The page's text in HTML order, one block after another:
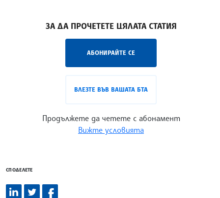
ЗА ДА ПРОЧЕТЕТЕ ЦЯЛАТА СТАТИЯ
АБОНИРАЙТЕ СЕ
ВЛЕЗТЕ ВЪВ ВАШАТА БТА
Продължете да четете с абонамент
Вижте условията
СПОДЕЛЕТЕ